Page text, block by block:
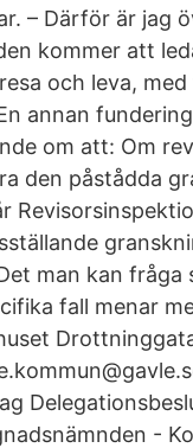
– Därför är jag
kommer att
och leva,
annan
om att: Om
den påstådda
man kan fråga
fall menar
-